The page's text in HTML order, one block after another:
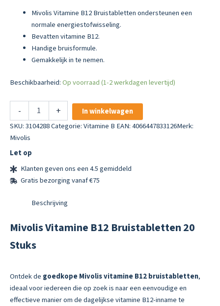
Mivolis Vitamine B12 Bruistabletten ondersteunen een
normale energiestofwisseling.
Bevatten vitamine B12.
Handige bruisformule.
Gemakkelijk in te nemen.
Beschikbaarheid:Op voorraad (1-2 werkdagen levertijd)
-
Vitamine
B12
Bruistabletten
Stuks
aantal
+
In winkelwagen
SKU:3104288Categorie:Vitamine B EAN: 4066447833126Merk:
Mivolis
Let op
Klanten geven ons een 4.5 gemiddeld
Gratis bezorging vanaf €75
Beschrijving
Mivolis Vitamine B12 Bruistabletten 20
Stuks
Ontdek de goedkope Mivolis vitamine B12 bruistabletten,
ideaal voor iedereen die op zoek is naar een eenvoudige en
effectieve manier om de dagelijkse vitamine B12-inname te